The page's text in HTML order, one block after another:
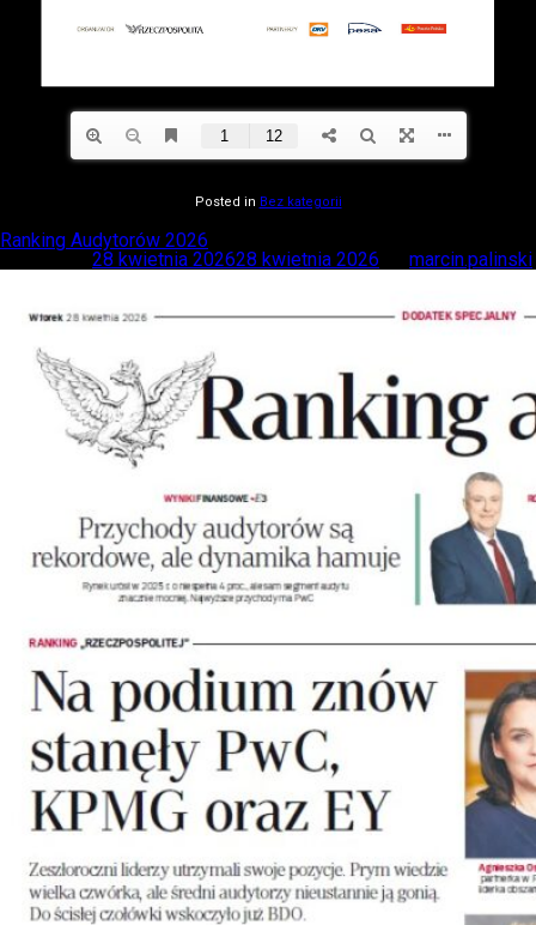
Posted in Bez kategorii
Ranking Audytorów 2026
28 kwietnia 202628 kwietnia 2026 marcin.palinski